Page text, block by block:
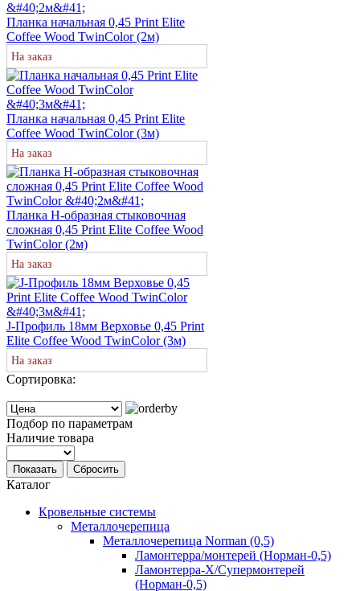
Планка начальная 0,45 Print Elite
Coffee Wood TwinColor (2м)
На заказ
Планка начальная 0,45 Print Elite
Coffee Wood TwinColor (3м)
На заказ
Планка H-образная стыковочная
сложная 0,45 Print Elite Coffee Wood
TwinColor (2м)
На заказ
J-Профиль 18мм Верховье 0,45 Print
Elite Coffee Wood TwinColor (3м)
На заказ
Сортировка:
Подбор по параметрам
Наличие товара
Показать Сбросить
Каталог
Кровельные системы
Металлочерепица
Металлочерепица Norman (0,5)
Ламонтерра/монтерей (Норман-0,5)
Ламонтерра-Х/Супермонтерей
(Норман-0,5)